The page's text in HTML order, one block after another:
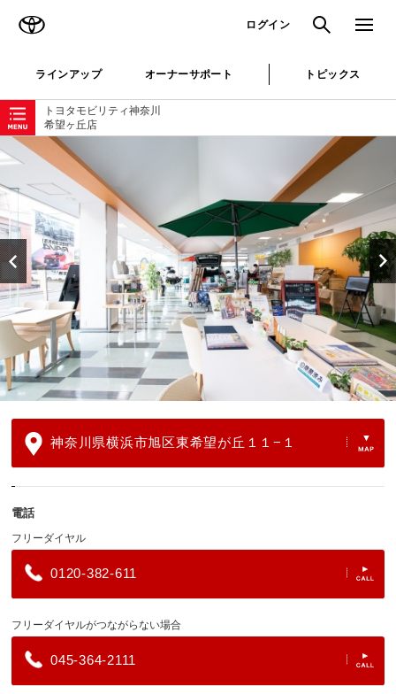
ログイン 検索 メニュ
ラインアップ オーナーサポート トピックス
トヨタモビリティ神奈川
希望ヶ丘店
ローカルナビゲーション
神奈川県横浜市旭区東希望が丘１１−１
電話
フリーダイヤル
0120-382-611
フリーダイヤルがつながらない場合
045-364-2111